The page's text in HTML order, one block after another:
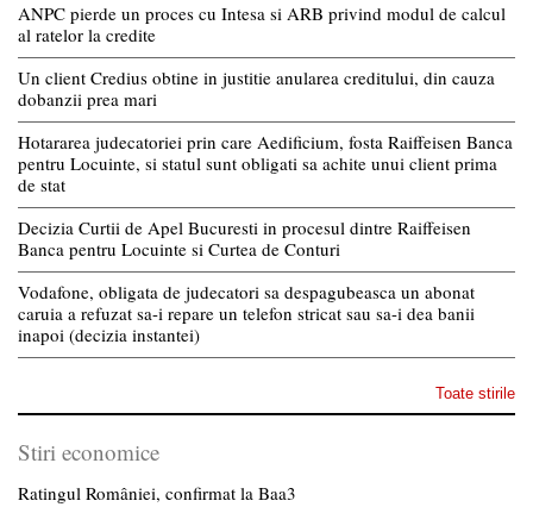
ANPC pierde un proces cu Intesa si ARB privind modul de calcul
al ratelor la credite
Un client Credius obtine in justitie anularea creditului, din cauza
dobanzii prea mari
Hotararea judecatoriei prin care Aedificium, fosta Raiffeisen Banca
pentru Locuinte, si statul sunt obligati sa achite unui client prima
de stat
Decizia Curtii de Apel Bucuresti in procesul dintre Raiffeisen
Banca pentru Locuinte si Curtea de Conturi
Vodafone, obligata de judecatori sa despagubeasca un abonat
caruia a refuzat sa-i repare un telefon stricat sau sa-i dea banii
inapoi (decizia instantei)
Toate stirile
Stiri economice
Ratingul României, confirmat la Baa3